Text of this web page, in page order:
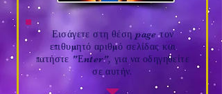
Εισάγετε στη θέση page τον
επιθυμητό αριθμό σελίδας και
πατήστε "Εnter", για να οδηγηθείτε
σε αυτήν.